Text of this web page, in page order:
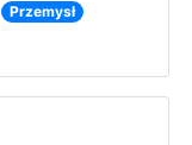
Przemysł